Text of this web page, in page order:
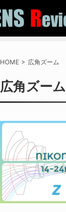
HOME > 広角ズーム
広角ズーム